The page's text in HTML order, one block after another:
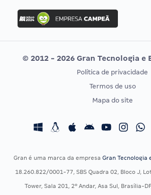
Concurso Ibama
Concurso MPU
Editais publicados
Vunesp
CONCURSOS POR PROFISSÃO
Concursos Fiscais
Concursos Saúde
EXAME
© 2012 - 2026 Gran Tecnologia e
Política de privacidade
Termos de uso
Mapa do site
Gran é uma marca da empresa Gran Tecnologia
18.260.822/0001-77, SBS Quadra 02, Bloco J,
Tower, Sala 201, 2º Andar, Asa Sul, Brasília-